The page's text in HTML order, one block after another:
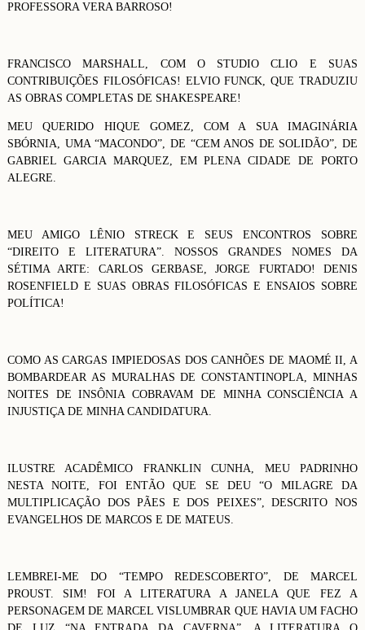
PROFESSORA VERA BARROSO!
FRANCISCO MARSHALL, COM O STUDIO CLIO E SUAS
CONTRIBUIÇÕES FILOSÓFICAS! ELVIO FUNCK, QUE TRADUZIU
AS OBRAS COMPLETAS DE SHAKESPEARE!
MEU QUERIDO HIQUE GOMEZ, COM A SUA IMAGINÁRIA
SBÓRNIA, UMA “MACONDO”, DE “CEM ANOS DE SOLIDÃO”, DE
GABRIEL GARCIA MARQUEZ, EM PLENA CIDADE DE PORTO
ALEGRE.
MEU AMIGO LÊNIO STRECK E SEUS ENCONTROS SOBRE
“DIREITO E LITERATURA”. NOSSOS GRANDES NOMES DA
SÉTIMA ARTE: CARLOS GERBASE, JORGE FURTADO! DENIS
ROSENFIELD E SUAS OBRAS FILOSÓFICAS E ENSAIOS SOBRE
POLÍTICA!
COMO AS CARGAS IMPIEDOSAS DOS CANHÕES DE MAOMÉ II, A
BOMBARDEAR AS MURALHAS DE CONSTANTINOPLA, MINHAS
NOITES DE INSÔNIA COBRAVAM DE MINHA CONSCIÊNCIA A
INJUSTIÇA DE MINHA CANDIDATURA.
ILUSTRE ACADÊMICO FRANKLIN CUNHA, MEU PADRINHO
NESTA NOITE, FOI ENTÃO QUE SE DEU “O MILAGRE DA
MULTIPLICAÇÃO DOS PÃES E DOS PEIXES”, DESCRITO NOS
EVANGELHOS DE MARCOS E DE MATEUS.
LEMBREI-ME DO “TEMPO REDESCOBERTO”, DE MARCEL
PROUST. SIM! FOI A LITERATURA A JANELA QUE FEZ A
PERSONAGEM DE MARCEL VISLUMBRAR QUE HAVIA UM FACHO